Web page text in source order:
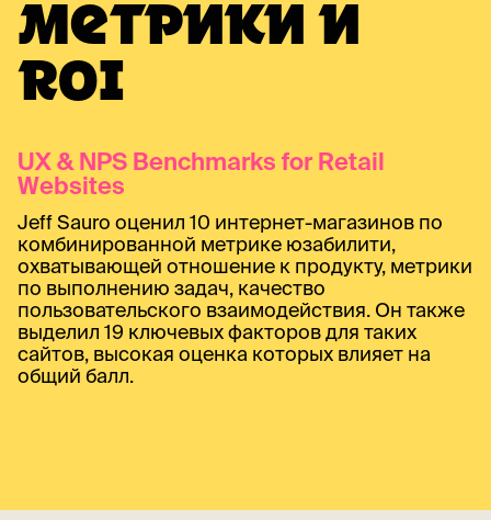
МЕТРИКИ И
ROI
UX & NPS Benchmarks for Retail
Websites
Jeff Sauro оценил 10 интернет-магазинов по
комбинированной метрике юзабилити,
охватывающей отношение к продукту, метрики
по выполнению задач, качество
пользовательского взаимодействия. Он также
выделил 19 ключевых факторов для таких
сайтов, высокая оценка которых влияет на
общий балл.